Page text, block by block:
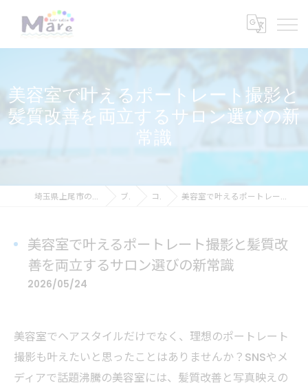
美容室で叶えるポートレート撮影と
髪質改善を両立するサロン選びの新
常識
埼玉県上尾市の美容室ならhair salon Mare ブログ コラム 美容室で叶えるポートレート撮影と髪質改善を両立するサロン選びの新常識
美容室で叶えるポートレート撮影と髪質改
善を両立するサロン選びの新常識
2026/05/24
美容室でヘアスタイルだけでなく、理想のポートレート
撮影も叶えたいと思ったことはありませんか？SNSやメ
ディアで話題沸騰の美容室には、髪質改善と写真映えの